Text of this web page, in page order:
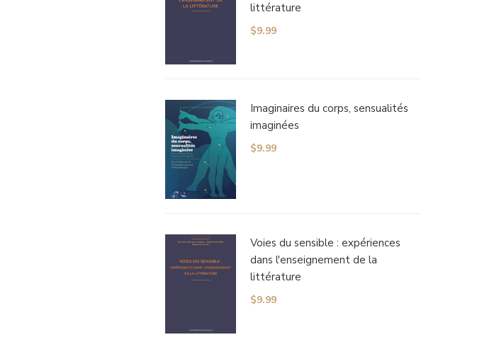
littérature
$9.99
Imaginaires du corps, sensualités
imaginées
$9.99
Voies du sensible : expériences
dans l'enseignement de la
littérature
$9.99